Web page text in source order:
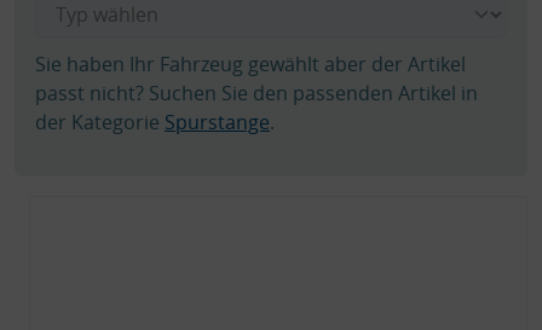
Sie haben Ihr Fahrzeug gewählt aber der Artikel
passt nicht? Suchen Sie den passenden Artikel in
der Kategorie Spurstange.